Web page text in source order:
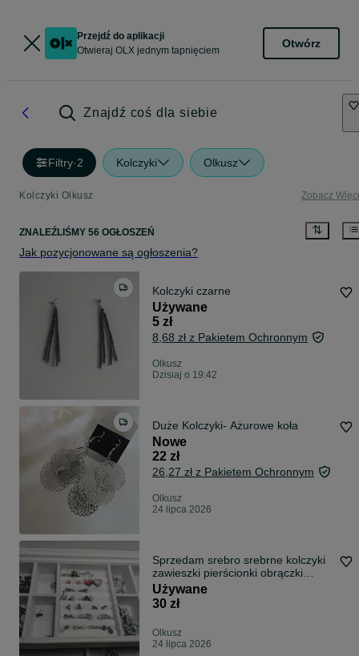
Przejdź do aplikacji
Otwieraj OLX jednym tapnięciem
Otwórz
Znajdź coś dla siebie
Filtry·2 Kolczyki Olkusz
Kolczyki Olkusz Zobacz
ZNALEŹLIŚMY 56 OGŁOSZEŃ
Jak pozycjonowane są ogłoszenia?
Kolczyki czarne
Używane
5 zł
8,68 zł z Pakietem Ochronnym
Olkusz
Dzisiaj o 19:42
Duże Kolczyki- Ażurowe koła
Nowe
22 zł
26,27 zł z Pakietem Ochronnym
Olkusz
24 lipca 2026
Sprzedam srebro srebrne kolczyki
zawieszki pierścionki obrączki
komple
Używane
30 zł
Olkusz
24 lipca 2026